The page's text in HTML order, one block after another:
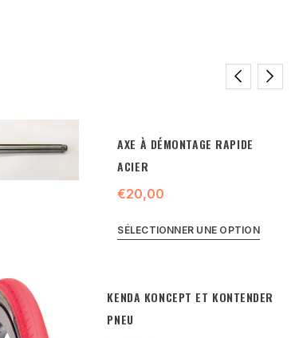
AXE À DÉMONTAGE RAPIDE
ACIER
€20,00
SÉLECTIONNER UNE OPTION
KENDA KONCEPT ET KONTENDER
PNEU